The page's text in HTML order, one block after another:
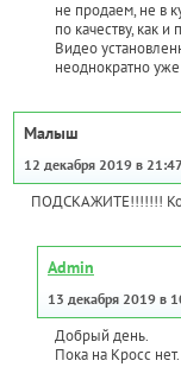
не продаем, не в
по качеству, как
Видео
неоднократно
Малыш
12 декабря 2019 в 21:47
ПОДСКАЖИТЕ!!!!!!!
Admin
13 декабря 2019 в
Добрый день.
Пока на Кросс